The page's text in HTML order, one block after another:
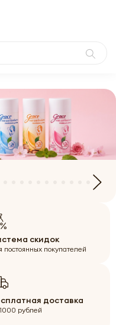
скидок
постоянных покупателей
доставка
рублей